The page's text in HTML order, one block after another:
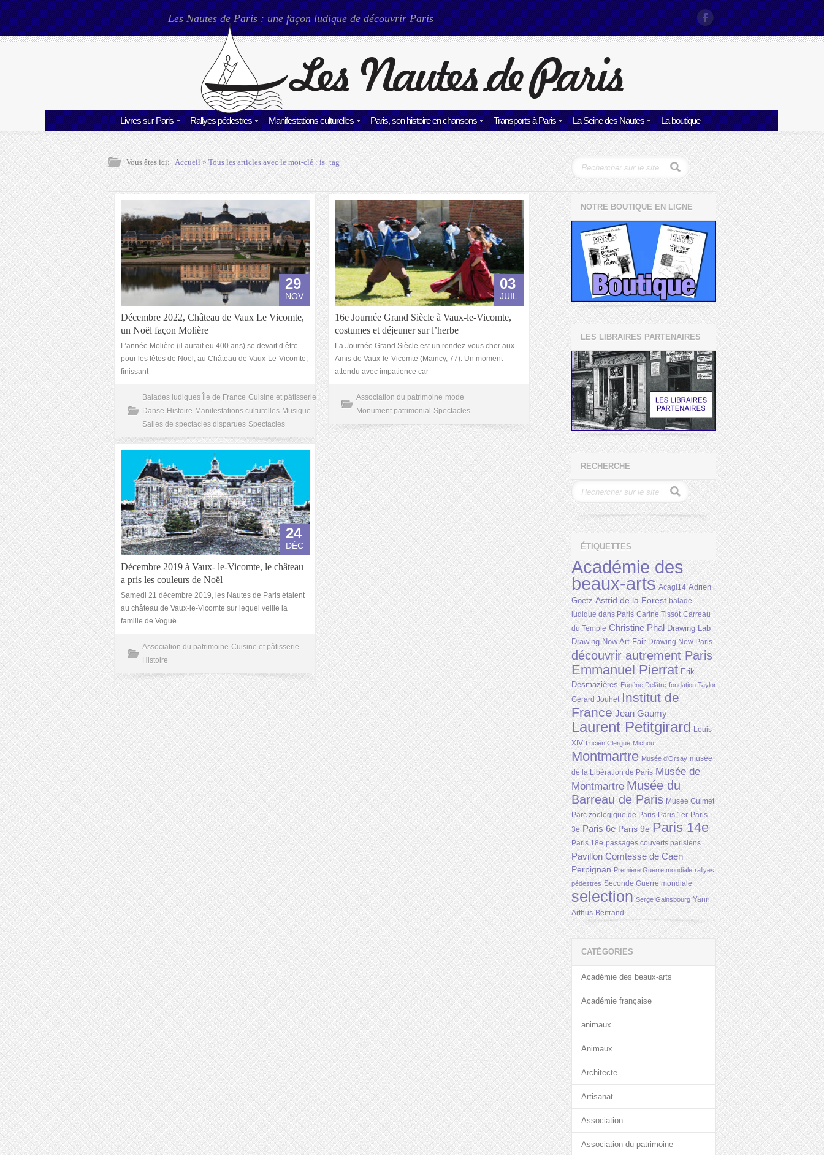
Les Nautes de Paris : une façon ludique de découvrir Paris
Livres sur Paris Rallyes pédestres Manifestations culturelles Paris, son histoire en chansons Transports à Paris La Seine des Nautes La boutique
Vous êtes ici: Accueil» Tous les articles avec le mot-clé :is_tag
29
NOV
Décembre 2022, Château de Vaux Le Vicomte,
un Noël façon Molière
L’année Molière (il aurait eu 400 ans) se devait d’être
pour les fêtes de Noël, au Château de Vaux-Le-Vicomte,
finissant
Balades ludiques Île de France Cuisine et pâtisserie
Danse Histoire Manifestations culturelles Musique
Salles de spectacles disparues Spectacles
03
JUIL
16e Journée Grand Siècle à Vaux-le-Vicomte,
costumes et déjeuner sur l’herbe
La Journée Grand Siècle est un rendez-vous cher aux
Amis de Vaux-le-Vicomte (Maincy, 77). Un moment
attendu avec impatience car
Association du patrimoine mode
Monument patrimonial Spectacles
24
DÉC
Décembre 2019 à Vaux- le-Vicomte, le château
a pris les couleurs de Noël
Samedi 21 décembre 2019, les Nautes de Paris étaient
au château de Vaux-le-Vicomte sur lequel veille la
famille de Voguë
Association du patrimoine Cuisine et pâtisserie
Histoire
NOTRE BOUTIQUE EN LIGNE
LES LIBRAIRES PARTENAIRES
RECHERCHE
ÉTIQUETTES
Académie des
beaux-arts Acagl14 Adrien
Goetz Astrid de la Forest balade
ludique dans Paris Carine Tissot Carreau
du Temple Christine Phal Drawing Lab
Drawing Now Art Fair Drawing Now Paris
découvrir autrement Paris
Emmanuel Pierrat Erik
Desmazières Eugène Delâtre fondation Taylor
Gérard Jouhet Institut de
France Jean Gaumy
Laurent Petitgirard Louis
XIV Lucien Clergue Michou
Montmartre Musée d'Orsay musée
de la Libération de Paris Musée de
Montmartre Musée du
Barreau de Paris Musée Guimet
Parc zoologique de Paris Paris 1er Paris
3e Paris 6e Paris 9e Paris 14e
Paris 18e passages couverts parisiens
Pavillon Comtesse de Caen
Perpignan Première Guerre mondiale rallyes
pédestres Seconde Guerre mondiale
selection Serge Gainsbourg Yann
Arthus-Bertrand
CATÉGORIES
Académie des beaux-arts
Académie française
animaux
Animaux
Architecte
Artisanat
Association
Association du patrimoine